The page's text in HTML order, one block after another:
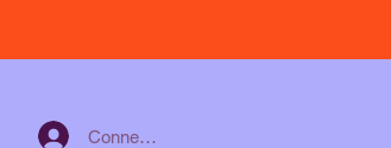
Connexion